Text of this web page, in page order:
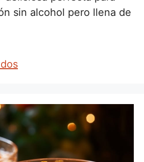
sin alcohol pero llena de